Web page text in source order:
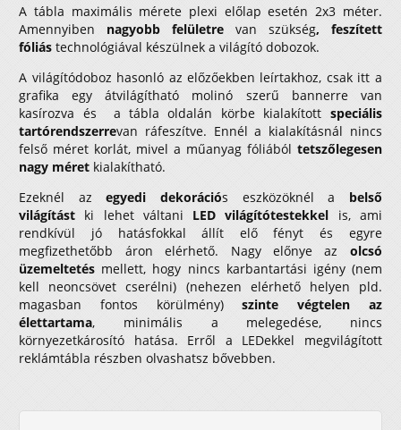
A tábla maximális mérete plexi előlap esetén 2x3 méter.
Amennyiben nagyobb felületre van szükség, feszített
fóliás technológiával készülnek a világító dobozok.
A világítódoboz hasonló az előzőekben leírtakhoz, csak itt a
grafika egy átvilágítható molinó szerű bannerre van
kasírozva és a tábla oldalán körbe kialakított speciális
tartórendszerrevan ráfeszítve. Ennél a kialakításnál nincs
felső méret korlát, mivel a műanyag fóliából tetszőlegesen
nagy méret kialakítható.
Ezeknél azegyedi dekorációs eszközöknél a belső
világítást ki lehet váltani LED világítótestekkel is, ami
rendkívül jó hatásfokkal állít elő fényt és egyre
megfizethetőbb áron elérhető. Nagy előnye az olcsó
üzemeltetés mellett, hogy nincs karbantartási igény (nem
kell neoncsövet cserélni) (nehezen elérhető helyen pld.
magasban fontos körülmény)szinte végtelen az
élettartama, minimális a melegedése, nincs
környezetkárosító hatása. Erről a LEDekkel megvilágított
reklámtábla részben olvashatsz bővebben.